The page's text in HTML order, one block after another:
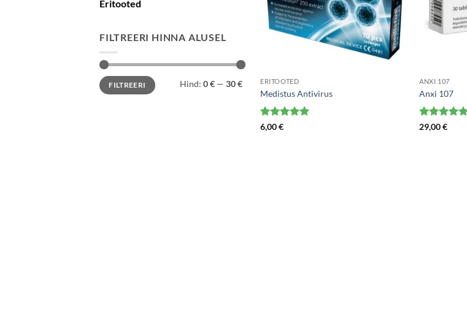
Eritooted
FILTREERI HINNA ALUSEL
Minimaalne
hind
Maksimaalne
hindFILTREERI Hind: 0 €— 30 € ERITOOTED
Medistus Antivirus
Hinnanguga
6,00€
ANXI 107
Anxi 107
Hinnanguga
29,00€